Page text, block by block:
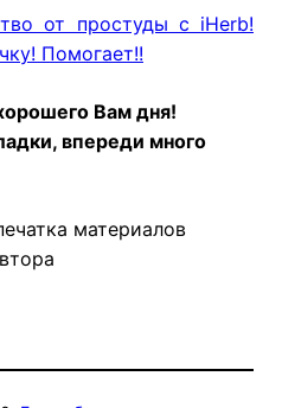
от простуды с iHerb!
Помогает!!
Вам дня!
впереди много
материалов